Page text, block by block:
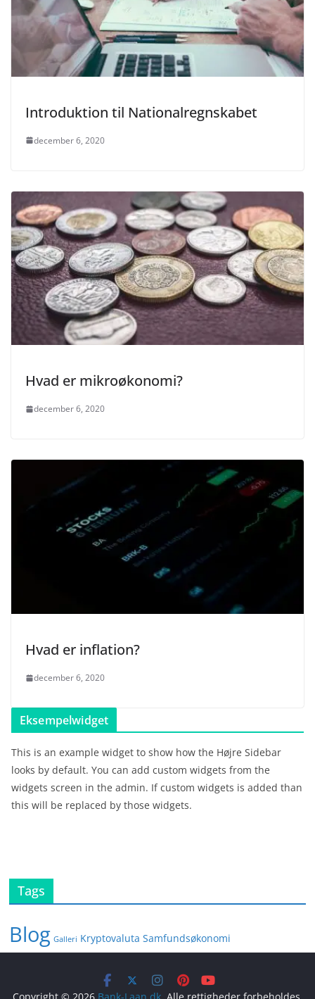
Introduktion til Nationalregnskabet
december 6, 2020
Hvad er mikroøkonomi?
december 6, 2020
Hvad er inflation?
december 6, 2020
Eksempelwidget
This is an example widget to show how the Højre Sidebar
looks by default. You can add custom widgets from the
widgets screen in the admin. If custom widgets is added than
this will be replaced by those widgets.
Tags
Blog Galleri Kryptovaluta Samfundsøkonomi